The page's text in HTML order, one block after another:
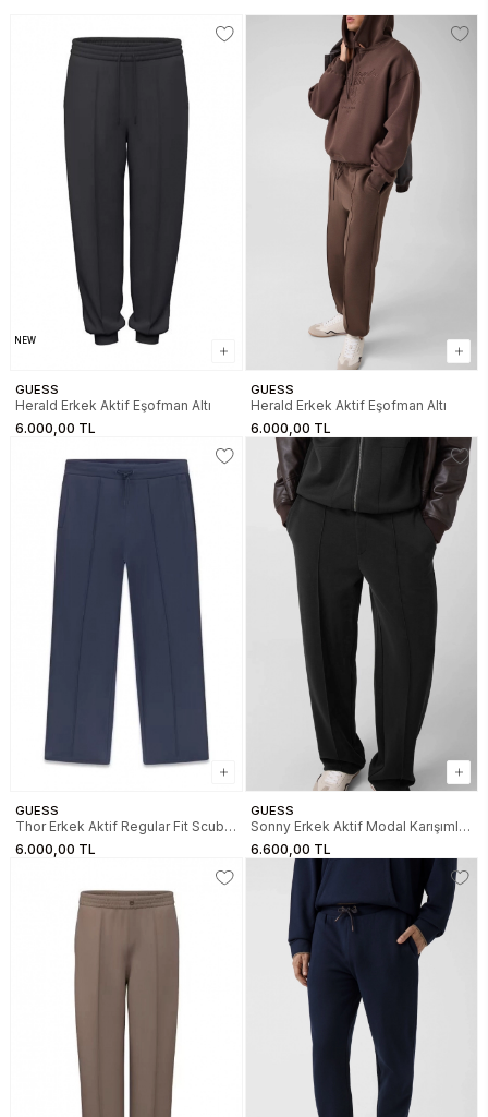
NEW
GUESS
Herald Erkek Aktif Eşofman Altı
6.000,00 TL
GUESS
Herald Erkek Aktif Eşofman Altı
6.000,00 TL
GUESS
Thor Erkek Aktif Regular Fit Scuba
Eşofman Altı
6.000,00 TL
GUESS
Sonny Erkek Aktif Modal Karışımlı
Relaxed Fit Eşofman Altı
6.600,00 TL